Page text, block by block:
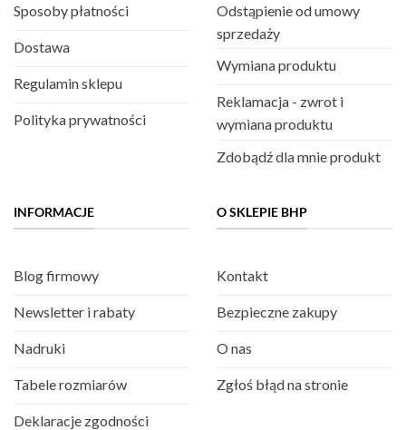
Sposoby płatności
Dostawa
Regulamin sklepu
Polityka prywatności
Odstąpienie od umowy
sprzedaży
Wymiana produktu
Reklamacja - zwrot i
wymiana produktu
Zdobądź dla mnie produkt
INFORMACJE
Blog firmowy
Newsletter i rabaty
Nadruki
Tabele rozmiarów
Deklaracje zgodności
O SKLEPIE BHP
Kontakt
Bezpieczne zakupy
O nas
Zgłoś błąd na stronie